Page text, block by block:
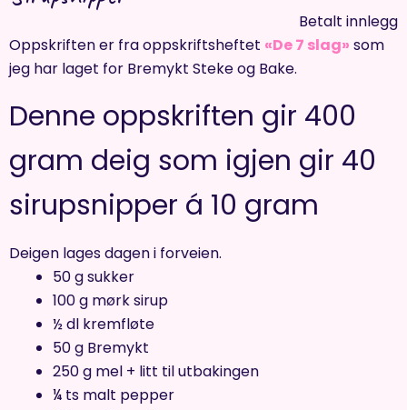
Betalt innlegg
Oppskriften er fra oppskriftsheftet «De 7 slag» som
jeg har laget for Bremykt Steke og Bake.
Denne oppskriften gir 400
gram deig som igjen gir 40
sirupsnipper á 10 gram
Deigen lages dagen i forveien.
50 g sukker
100 g mørk sirup
½ dl kremfløte
50 g Bremykt
250 g mel + litt til utbakingen
¼ ts malt pepper